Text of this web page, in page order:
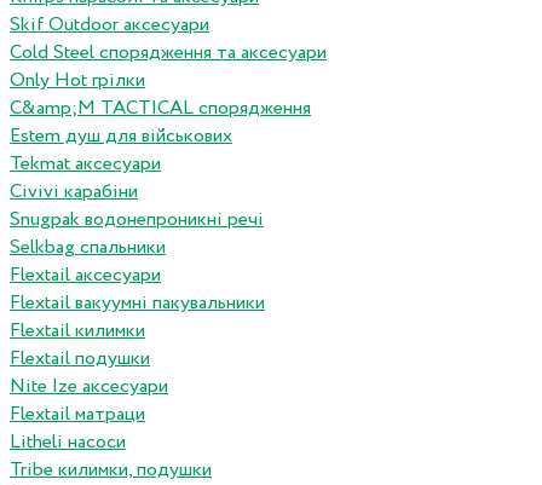
Skif Outdoor аксесуари
Cold Steel спорядження та аксесуари
Only Hot грілки
C&amp;M TACTICAL спорядження
Estem душ для військових
Tekmat аксесуари
Сivivi карабіни
Snugpak водонепроникні речі
Selkbag спальники
Flextail аксесуари
Flextail вакуумні пакувальники
Flextail килимки
Flextail подушки
Nite Ize аксесуари
Flextail матраци
Litheli насоси
Tribe килимки, подушки